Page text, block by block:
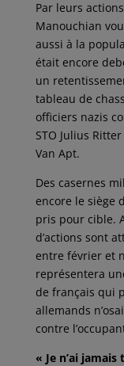
Par leurs
Manouchian
aussi à la
était encore
un
tableau de
officiers nazis
STO Julius
Van Apt.
Des casernes
encore le siège
pris pour cible.
d’actions sont
entre février et
représentera
de français qui
allemands
contre
« Je n’ai